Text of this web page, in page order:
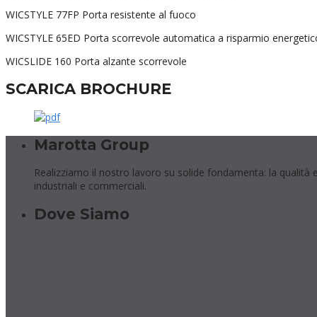
WICSTYLE 77FP Porta resistente al fuoco
WICSTYLE 65ED Porta scorrevole automatica a risparmio
WICSLIDE 160 Porta alzante scorrevole
SCARICA BROCHURE
Marotta Group
Realizziamo il nostro lavoro su solide fondamenta: la
industriali e commerciali.
Dove Siamo